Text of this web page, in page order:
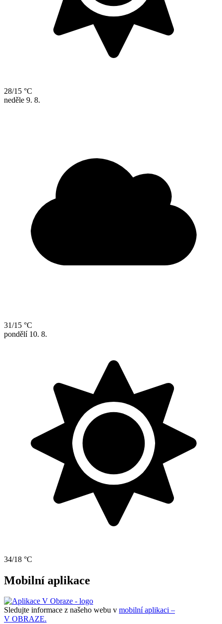
28/15 °C
neděle 9. 8.
31/15 °C
pondělí 10. 8.
34/18 °C
Mobilní aplikace
Sledujte informace z našeho webu v mobilní aplikaci –
V OBRAZE.